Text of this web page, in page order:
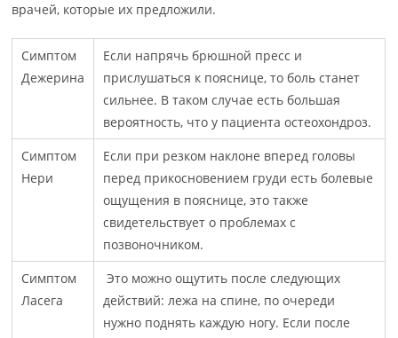
врачей, которые их предложили.
Симптом
Дежерина
Если напрячь брюшной пресс и
прислушаться к пояснице, то боль станет
сильнее. В таком случае есть большая
вероятность, что у пациента остеохондроз.
Симптом
Нери
Если при резком наклоне вперед головы
перед прикосновением груди есть болевые
ощущения в пояснице, это также
свидетельствует о проблемах с
позвоночником.
Симптом
Ласега
Это можно ощутить после следующих
действий: лежа на спине, по очереди
нужно поднять каждую ногу. Если после